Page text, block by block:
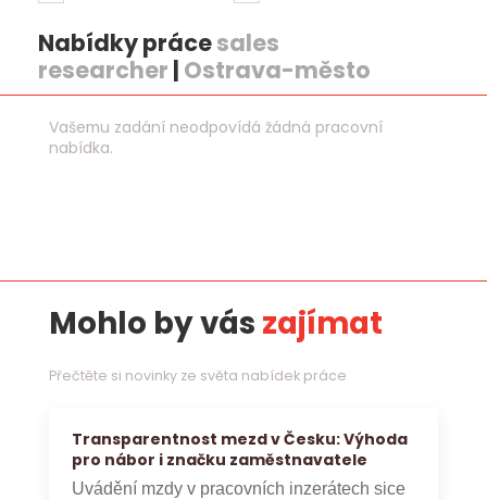
Nabídky prácesales
researcher | Ostrava-město
Vašemu zadání neodpovídá žádná pracovní
nabídka.
Mohlo by vás zajímat
Přečtěte si novinky ze světa nabídek práce
Transparentnost mezd v Česku: Výhoda
pro nábor i značku zaměstnavatele
Uvádění mzdy v pracovních inzerátech sice